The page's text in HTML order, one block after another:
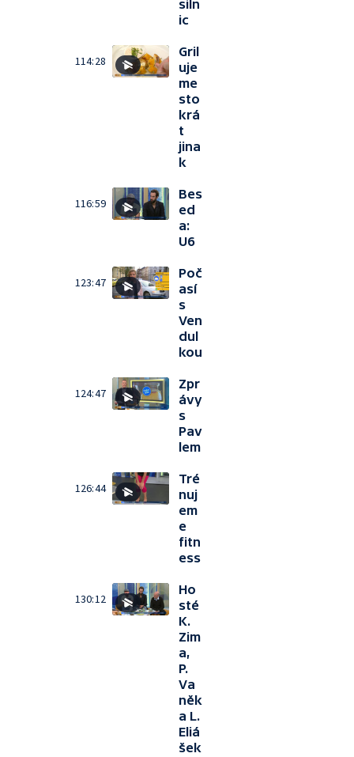
siln
ic
114:28
Gril
uje
me
sto
krá
t
jina
k
116:59
Bes
ed
a:
U6
123:47
Poč
así
s
Ven
dul
kou
124:47
Zpr
ávy
s
Pav
lem
126:44
Tré
nuj
em
e
fitn
ess
130:12
Ho
sté
K.
Zim
a,
P.
Va
něk
a L.
Eliá
šek